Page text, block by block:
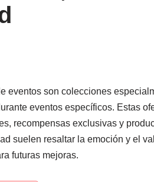
eventos son colecciones
eventos específicos. Estas
recompensas exclusivas y
suelen resaltar la emoción y el
futuras mejoras.